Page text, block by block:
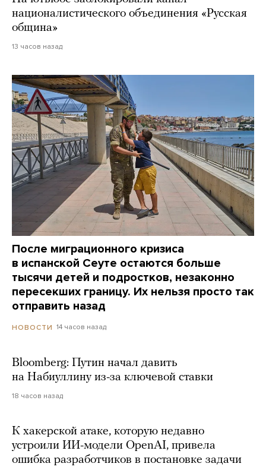
националистического объединения «Русская
община»
13 часов назад
После миграционного кризиса
в испанской Сеуте остаются больше
тысячи детей и подростков, незаконно
пересекших границу. Их нельзя просто так
отправить назад
НОВОСТИ 14 часов назад
Bloomberg: Путин начал давить
на Набиуллину из-за ключевой ставки
18 часов назад
К хакерской атаке, которую недавно
устроили ИИ-модели OpenAI, привела
ошибка разработчиков в постановке задачи